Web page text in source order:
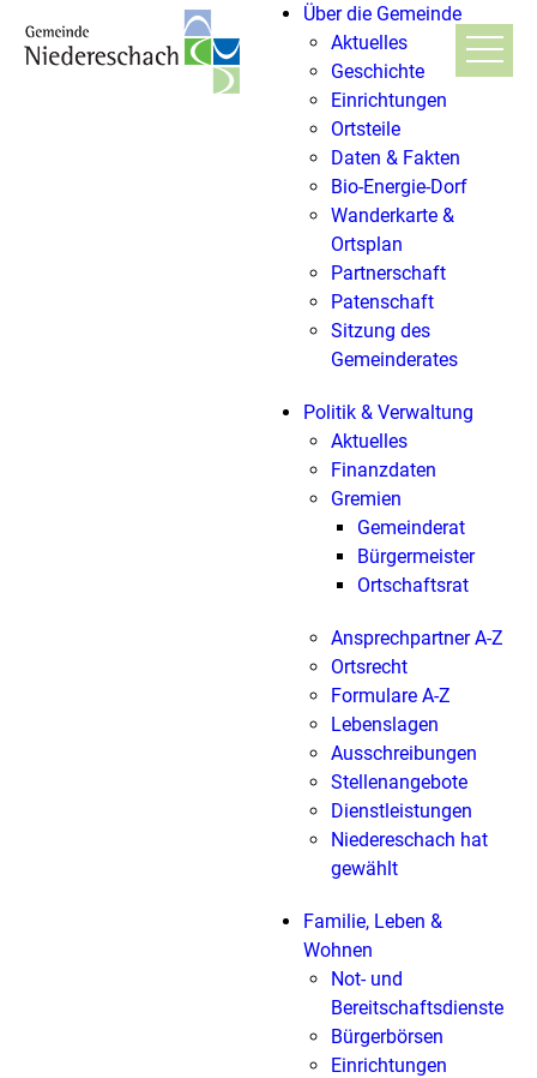
Über die Gemeinde
Aktuelles
Geschichte
Einrichtungen
Ortsteile
Daten & Fakten
Bio-Energie-Dorf
Wanderkarte &
Ortsplan
Partnerschaft
Patenschaft
Sitzung des
Gemeinderates
Politik & Verwaltung
Aktuelles
Finanzdaten
Gremien
Gemeinderat
Bürgermeister
Ortschaftsrat
Ansprechpartner A-Z
Ortsrecht
Formulare A-Z
Lebenslagen
Ausschreibungen
Stellenangebote
Dienstleistungen
Niedereschach hat
gewählt
Familie, Leben &
Wohnen
Not- und
Bereitschaftsdienste
Bürgerbörsen
Einrichtungen